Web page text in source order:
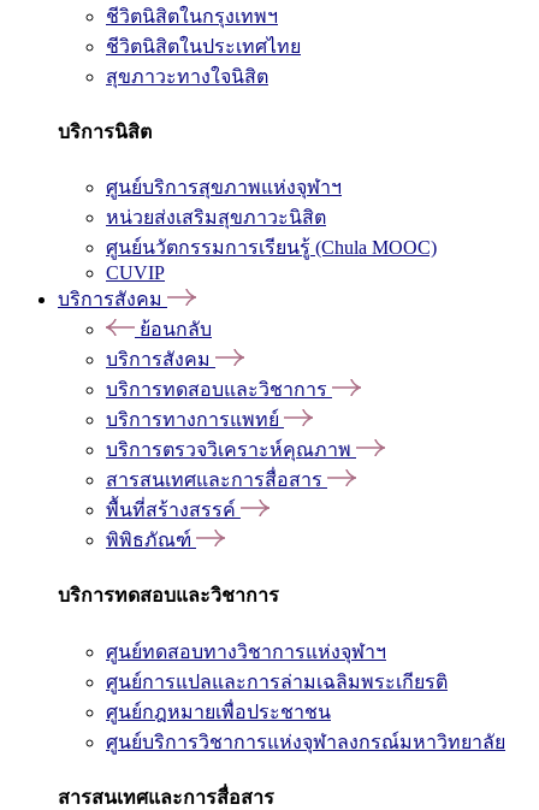
ชีวิตนิสิตในกรุงเทพฯ
ชีวิตนิสิตในประเทศไทย
สุขภาวะทางใจนิสิต
บริการนิสิต
ศูนย์บริการสุขภาพแห่งจุฬาฯ
หน่วยส่งเสริมสุขภาวะนิสิต
ศูนย์นวัตกรรมการเรียนรู้ (Chula MOOC)
CUVIP
บริการสังคม
ย้อนกลับ
บริการสังคม
บริการทดสอบและวิชาการ
บริการทางการแพทย์
บริการตรวจวิเคราะห์คุณภาพ
สารสนเทศและการสื่อสาร
พื้นที่สร้างสรรค์
พิพิธภัณฑ์
บริการทดสอบและวิชาการ
ศูนย์ทดสอบทางวิชาการแห่งจุฬาฯ
ศูนย์การแปลและการล่ามเฉลิมพระเกียรติ
ศูนย์กฎหมายเพื่อประชาชน
ศูนย์บริการวิชาการแห่งจุฬาลงกรณ์มหาวิทยาลัย
สารสนเทศและการสื่อสาร